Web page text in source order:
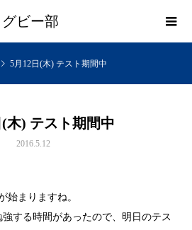
ビー部
5月12日(木) テスト期間中
木) テスト期間中
2016.5.12
始まりますね。
する時間があったので、明日のテス